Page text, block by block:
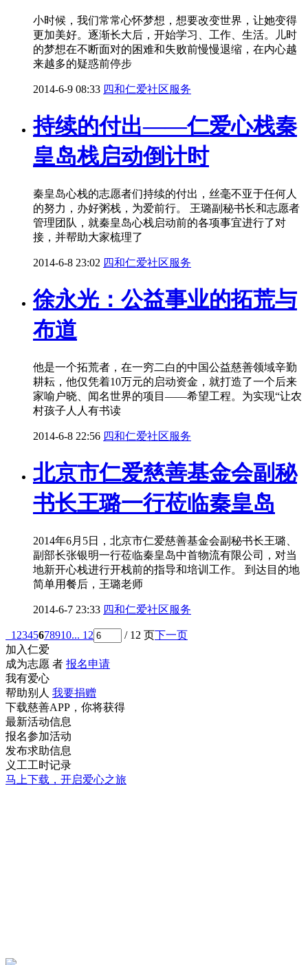
小时候，我们常常心怀梦想，想要改变世界，让她变得
更加美好。逐渐长大后，开始学习、工作、生活。儿时
的梦想在不断面对的困难和失败前慢慢退缩，在内心越
来越多的疑惑前停步
2014-6-9 08:33 四和仁爱社区服务
持续的付出——仁爱心栈秦
皇岛栈启动倒计时
秦皇岛心栈的志愿者们持续的付出，丝毫不亚于任何人
的努力，办好粥栈，为爱前行。 王璐副秘书长和志愿者
管理团队，就秦皇岛心栈启动前的各项事宜进行了对
接，并帮助大家梳理了
2014-6-8 23:02 四和仁爱社区服务
徐永光：公益事业的拓荒与
布道
他是一个拓荒者，在一穷二白的中国公益慈善领域辛勤
耕耘，他仅凭着10万元的启动资金，就打造了一个后来
家喻户晓、闻名世界的项目——希望工程。为实现“让农
村孩子人人有书读
2014-6-8 22:56 四和仁爱社区服务
北京市仁爱慈善基金会副秘
书长王璐一行莅临秦皇岛
2014年6月5日，北京市仁爱慈善基金会副秘书长王璐、
副部长张银明一行莅临秦皇岛中首物流有限公司，对当
地新开心栈进行开栈前的指导和培训工作。 到达目的地
简单用餐后，王璐老师
2014-6-7 23:33 四和仁爱社区服务
1 2345678910... 12 / 12 页下一页
加入仁爱
成为志愿 者 报名申请
我有爱心
帮助别人 我要捐赠
下载慈善APP，你将获得
最新活动信息
报名参加活动
发布求助信息
义工工时记录
马上下载，开启爱心之旅